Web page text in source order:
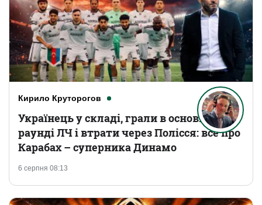
Кирило Круторогов
6 серпня 08:13
Українець у складі, грали в основному
раунді ЛЧ і втрати через Полісся: все про
Карабах – суперника Динамо